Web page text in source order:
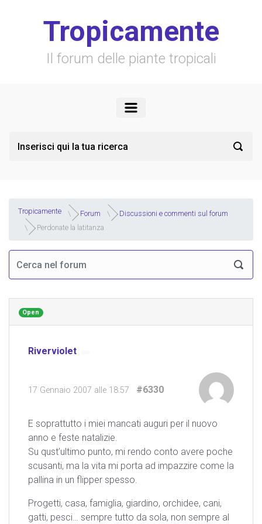
Tropicamente
Il forum delle piante tropicali
Tropicamente Forum
Discussioni e commenti sul forum
Perdonate la latitanza
Open
Riverviolet
17 Gennaio 2007 alle 18:57 #6330
E soprattutto i miei mancati auguri per il nuovo
anno e feste natalizie.
Su qust’ultimo punto, mi rendo conto avere poche
scusanti, ma la vita mi porta ad impazzire come la
pallina in un flipper spesso.
Progetti, casa, famiglia, giardino, orchidee, cani,
gatti, pesci… sempre tutto da sola, non sempre al